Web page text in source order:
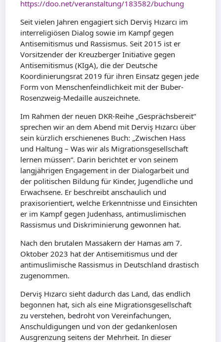
https://doo.net/veranstaltung/183582/buchung
Seit vielen Jahren engagiert sich Derviş Hızarcı im
interreligiösen Dialog sowie im Kampf gegen
Antisemitismus und Rassismus. Seit 2015 ist er
Vorsitzender der Kreuzberger Initiative gegen
Antisemitismus (KIgA), die der Deutsche
Koordinierungsrat 2019 für ihren Einsatz gegen jede
Form von Menschenfeindlichkeit mit der Buber-
Rosenzweig-Medaille auszeichnete.
Im Rahmen der neuen DKR-Reihe „Gesprächsbereit“
sprechen wir an dem Abend mit Derviş Hızarcı über
sein kürzlich erschienenes Buch: „Zwischen Hass
und Haltung – Was wir als Migrationsgesellschaft
lernen müssen“. Darin berichtet er von seinem
langjährigen Engagement in der Dialogarbeit und
der politischen Bildung für Kinder, Jugendliche und
Erwachsene. Er beschreibt anschaulich und
praxisorientiert, welche Erkenntnisse und Einsichten
er im Kampf gegen Judenhass, antimuslimischen
Rassismus und Diskriminierung gewonnen hat.
Nach den brutalen Massakern der Hamas am 7.
Oktober 2023 hat der Antisemitismus und der
antimuslimische Rassismus in Deutschland drastisch
zugenommen.
Derviş Hızarcı sieht dadurch das Land, das endlich
begonnen hat, sich als eine Migrationsgesellschaft
zu verstehen, bedroht von Vereinfachungen,
Anschuldigungen und von der gedankenlosen
Ausgrenzung seitens der Mehrheit. In dieser